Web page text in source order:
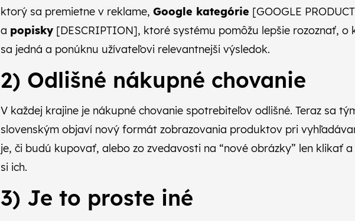
ktorý sa premietne v reklame, Google kategórie [GOOGLE
a popisky[DESCRIPTION], ktoré systému pomôžu lepšie rozoznať,
sa jedná a ponúknu užívateľovi relevantnejši výsledok.
2) Odlišné nákupné chovanie
V každej krajine je nákupné chovanie spotrebiteľov odlišné. Teraz sa
slovenským objaví nový formát zobrazovania produktov pri
je, či budú kupovať, alebo zo zvedavosti na “nové obrázky” len klikať
si ich.
3) Je to proste iné